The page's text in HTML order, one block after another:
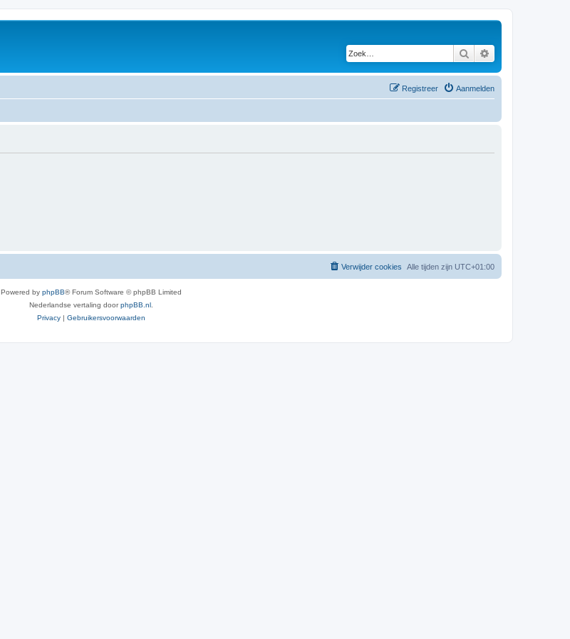
Zoek
Aanmelden
Registreer
Alle tijden zijn UTC+01:00
Verwijder cookies
Powered by phpBB® Forum Software © phpBB Limited
Nederlandse vertaling doorphpBB.nl
Privacy | Gebruikersvoorwaarden